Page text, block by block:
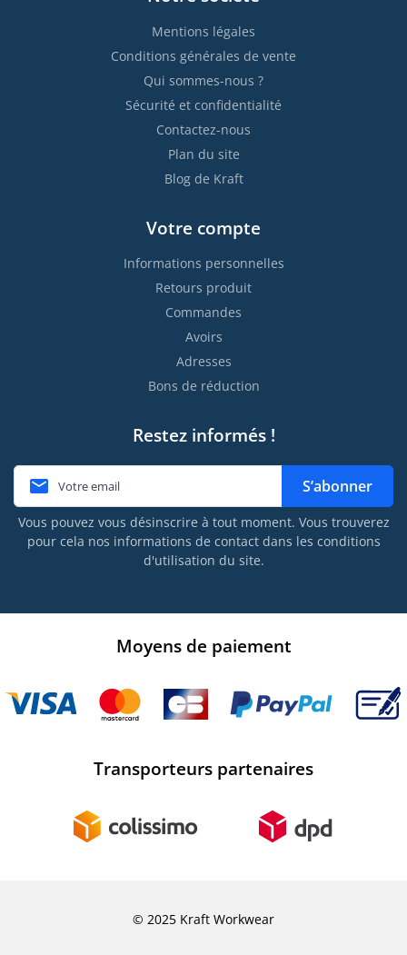
Mentions légales
Conditions générales de vente
Qui sommes-nous ?
Sécurité et confidentialité
Contactez-nous
Plan du site
Blog de Kraft
Votre compte
Informations personnelles
Retours produit
Commandes
Avoirs
Adresses
Bons de réduction
Restez informés !
 S’abonner
Vous pouvez vous désinscrire à tout moment. Vous trouverez
pour cela nos informations de contact dans les conditions
d'utilisation du site.
Moyens de paiement
Transporteurs partenaires
© 2025 Kraft Workwear